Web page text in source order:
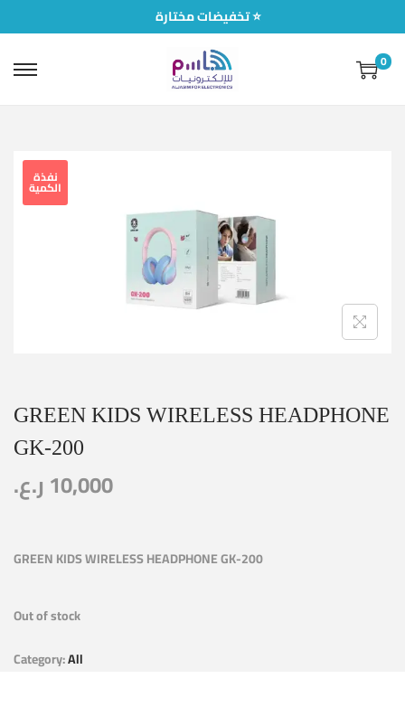
تخفيضات مختارة ⭐
0
نفذة
الكمية
GREEN KIDS WIRELESS HEADPHONE
GK-200
10,000 ر.ع.
GREEN KIDS WIRELESS HEADPHONE GK-200
Out of stock
Category:All